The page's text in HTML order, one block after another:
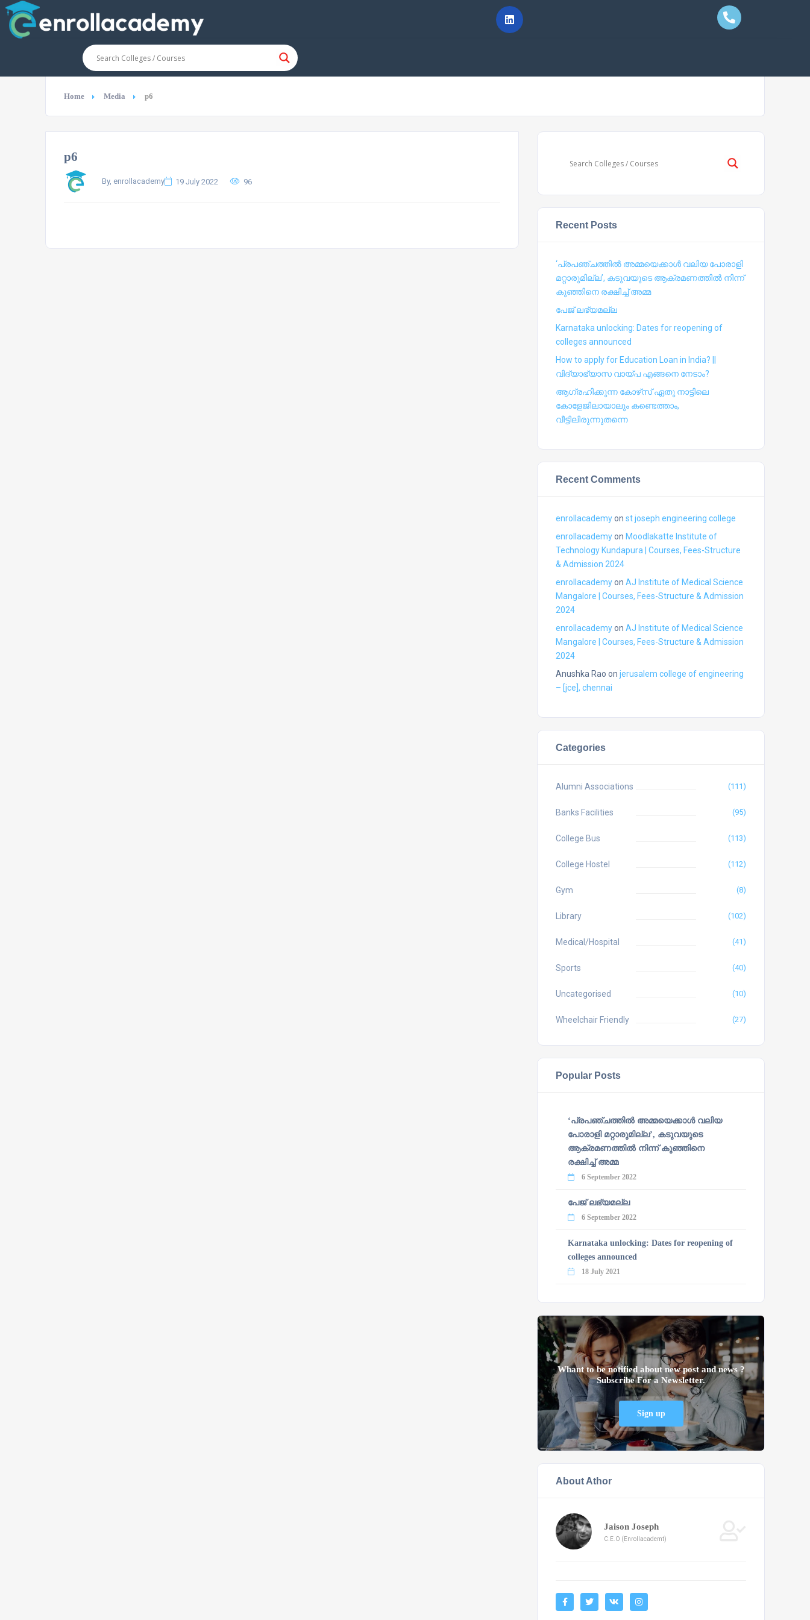
Home Media p6
p6
By, enrollacademy 19 July 2022 96
Recent Posts
‘പ്രപഞ്ചത്തില്‍ അമ്മയെക്കാള്‍ വലിയ പോരാളി
മറ്റാരുമില്ല’, കടുവയുടെ ആക്രമണത്തില്‍ നിന്ന്
കുഞ്ഞിനെ രക്ഷിച്ച് അമ്മ
പേജ് ലഭ്യമല്ല
Karnataka unlocking: Dates for reopening of
colleges announced
How to apply for Education Loan in India? ||
വിദ്യാഭ്യാസ വായ്പ എങ്ങനെ നേടാം?
ആഗ്രഹിക്കുന്ന കോഴ്‍സ് ഏതു നാട്ടിലെ
കോളേജിലായാലും കണ്ടെത്താം,
വീട്ടിലിരുന്നുതന്നെ
Recent Comments
enrollacademyon st joseph engineering college
enrollacademyon Moodlakatte Institute of
Technology Kundapura | Courses, Fees-Structure
& Admission 2024
enrollacademyon AJ Institute of Medical Science
Mangalore | Courses, Fees-Structure & Admission
2024
enrollacademyon AJ Institute of Medical Science
Mangalore | Courses, Fees-Structure & Admission
2024
Anushka Rao on jerusalem college of engineering
– [jce], chennai
Categories
Alumni Associations (111)
Banks Facilities (95)
College Bus (113)
College Hostel (112)
Gym (8)
Library (102)
Medical/Hospital (41)
Sports (40)
Uncategorised (10)
Wheelchair Friendly (27)
Popular Posts
‘പ്രപഞ്ചത്തില്‍ അമ്മയെക്കാള്‍ വലിയ
പോരാളി മറ്റാരുമില്ല’, കടുവയുടെ
ആക്രമണത്തില്‍ നിന്ന് കുഞ്ഞിനെ
രക്ഷിച്ച് അമ്മ
6 September 2022
പേജ് ലഭ്യമല്ല
6 September 2022
Karnataka unlocking: Dates for reopening of
colleges announced
18 July 2021
Whant to be notified about new post and news ?
Subscribe For a Newsletter.
Sign up
About Athor
Jaison Joseph
C.E.O (Enrollacademt)